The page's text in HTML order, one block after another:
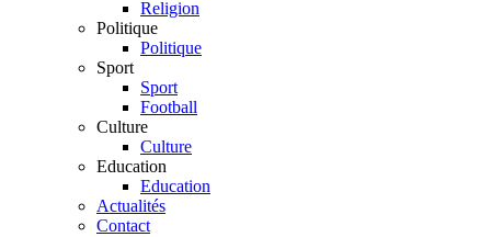
Religion
Politique
Politique
Sport
Sport
Football
Culture
Culture
Education
Education
Actualités
Contact